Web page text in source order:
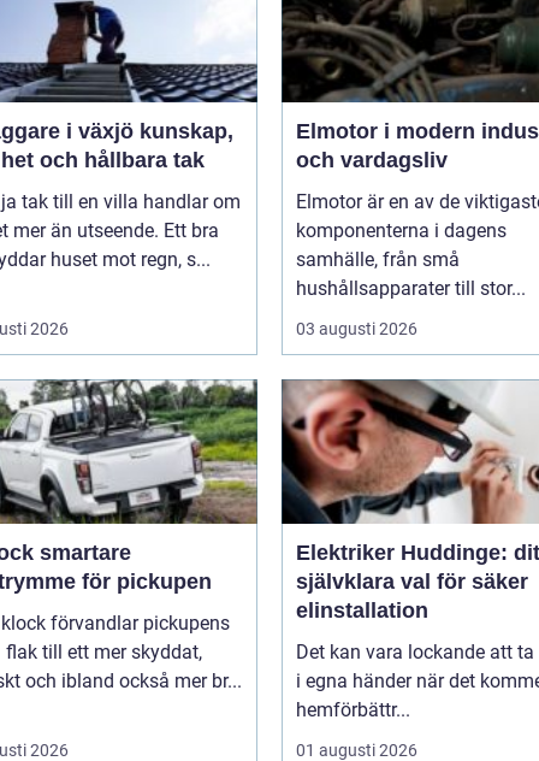
i växjö kunskap,
och hållbara tak
tak till en villa handlar om
mer än utseende. Ett bra
huset mot regn, s...
2026
Elmotor i modern
och vardagsliv
Elmotor är en av de
komponenterna i dagens
samhälle, från små
hushållsapparater till stor...
03 augusti 2026
för pickupen
förvandlar pickupens
flak till ett mer skyddat,
och ibland också mer br...
2026
Elektriker Huddinge:
självklara val för säker
elinstallation
Det kan vara lockande att ta
i egna händer när det
hemförbättr...
01 augusti 2026